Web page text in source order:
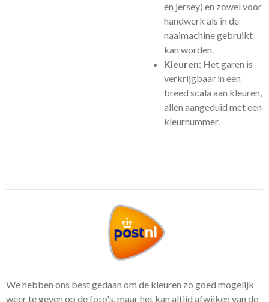
en jersey) en zowel voor
handwerk als in de
naaimachine gebruikt
kan worden.
Kleuren: Het garen is
verkrijgbaar in een
breed scala aan kleuren,
allen aangeduid met een
kleurnummer.
We hebben ons best gedaan om de kleuren zo goed mogelijk
weer te geven op de foto's, maar het kan altijd afwijken van de